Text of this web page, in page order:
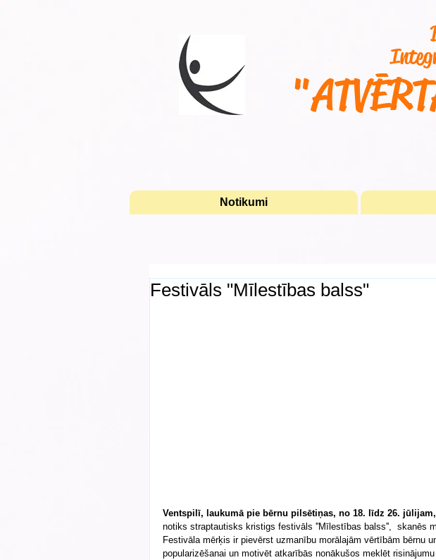
Notikumi
Festivāls "Mīlestības balss"
Ventspilī, laukumā pie bērnu pilsētiņas, no 18. līdz 26.
notiks straptautisks kristigs festivāls ''Mīlestības balss'',  skanēs
Festivāla mērķis ir pievērst uzmanību morālajām vērtībām bērnu
popularizēšanai un motivēt atkarībās nonākušos meklēt